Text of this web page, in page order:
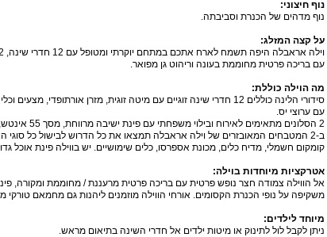
נוף חיצוני:
נוף מדהים של הכנרת וסביבתה.
על קצה המזלג:
וילה אראבלה היפה תשמח לארח אתכם במתחם יוקרתי ומטופל עם 12 חדרי שינה, 12
עם בריכה פרטית מחוממת בעונה וריהוט גן מפואר.
מה הוילה כוללת:
סידורי הלינה כוללים 12 חדרי שינה זוגיים עם מיטה זוגית, מזרן אורתופדי, מצעים
עם ערוצי יס.
2 הסלונים מתאימים לאירוח ובילוי משפחתי עם פינת ישיבה מרווחת, מסך 55 אינטש,
ב-2 המטבחים המאובזרים של וילה אראבלה תמצאו את כל הדרוש לבישול כל סוגי
קומקום חשמלי, מדיח כלים, מכונת אספרסו, כלים שימושיים. יש בווילה פינת אוכל
אטרקציות מיוחדות בוילה:
אל הווילה צמודה חצר נופש פרטית עם בריכה פרטית מרעננת/ מחוממת ומקורה,
משקיפה על נופי הכנרת הקסומים. אורחי הווילה מוזמנים ליהנות גם מחמאם טורקי
מיוחד לילדים:
ניתן לקבל לול לתינוק או מיטות ילדים אל חדרי השינה בתיאום מראש.